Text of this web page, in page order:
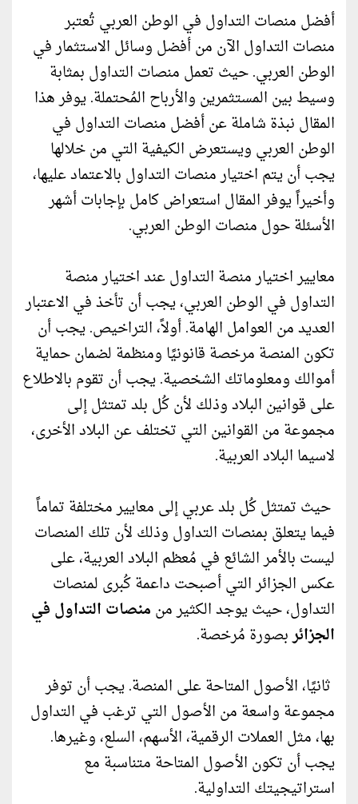
أفضل منصات التداول في الوطن العربي تُعتبر
منصات التداول الآن من أفضل وسائل الاستثمار في
الوطن العربي. حيث تعمل منصات التداول بمثابة
وسيط بين المستثمرين والأرباح المُحتملة. يوفر هذا
المقال نبذة شاملة عن أفضل منصات التداول في
الوطن العربي ويستعرض الكيفية التي من خلالها
يجب أن يتم اختيار منصات التداول بالاعتماد عليها،
وأخيراً يوفر المقال استعراض كامل بإجابات أشهر
الأسئلة حول منصات الوطن العربي.
معايير اختيار منصة التداول عند اختيار منصة
التداول في الوطن العربي، يجب أن تأخذ في الاعتبار
العديد من العوامل الهامة. أولاً، التراخيص. يجب أن
تكون المنصة مرخصة قانونيًا ومنظمة لضمان حماية
أموالك ومعلوماتك الشخصية. يجب أن تقوم بالاطلاع
على قوانين البلاد وذلك لأن كُل بلد تمتثل إلى
مجموعة من القوانين التي تختلف عن البلاد الأخرى،
لاسيما البلاد العربية.
حيث تمتثل كُل بلد عربي إلى معايير مختلفة تماماً
فيما يتعلق بمنصات التداول وذلك لأن تلك المنصات
ليست بالأمر الشائع في مُعظم البلاد العربية، على
عكس الجزائر التي أصبحت داعمة كُبرى لمنصات
التداول، حيث يوجد الكثير من منصات التداول في
الجزائربصورة مُرخصة.
ثانيًا، الأصول المتاحة على المنصة. يجب أن توفر
مجموعة واسعة من الأصول التي ترغب في التداول
بها، مثل العملات الرقمية، الأسهم، السلع، وغيرها.
يجب أن تكون الأصول المتاحة متناسبة مع
استراتيجيتك التداولية.